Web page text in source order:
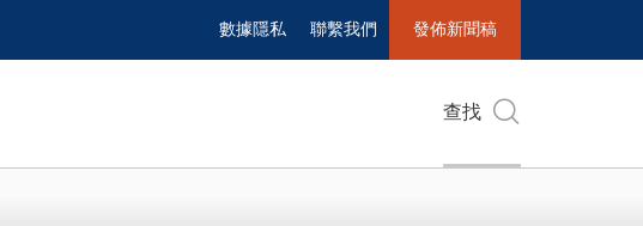
數據隱私 聯繫我們 發佈新聞稿
查找